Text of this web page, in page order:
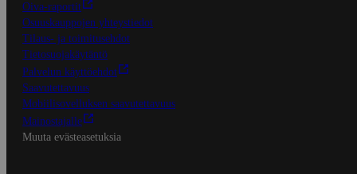
Oiva-raportit
Osuuskauppojen yhteystiedot
Tilaus- ja toimitusehdot
Tietosuojakäytäntö
Palvelun käyttöehdot
Saavutettavuus
Mobiilisovelluksen saavutettavuus
Mainostajalle
Muuta evästeasetuksia